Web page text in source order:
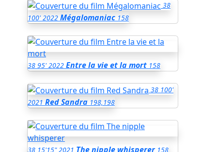
38
100' 2022 Mégalomaniac 158
38 95' 2022 Entre la vie et la mort 158
38 100'
2021 Red Sandra 198,198
38 15'15" 2021 The nipple whisperer 158